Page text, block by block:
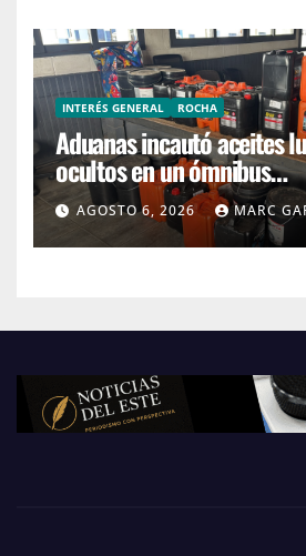
INTERÉS GENERAL ROCHA
Aduanas incautó aceites
ocultos en un ómnibus
interdepartamental
AGOSTO 6, 2026 MARC